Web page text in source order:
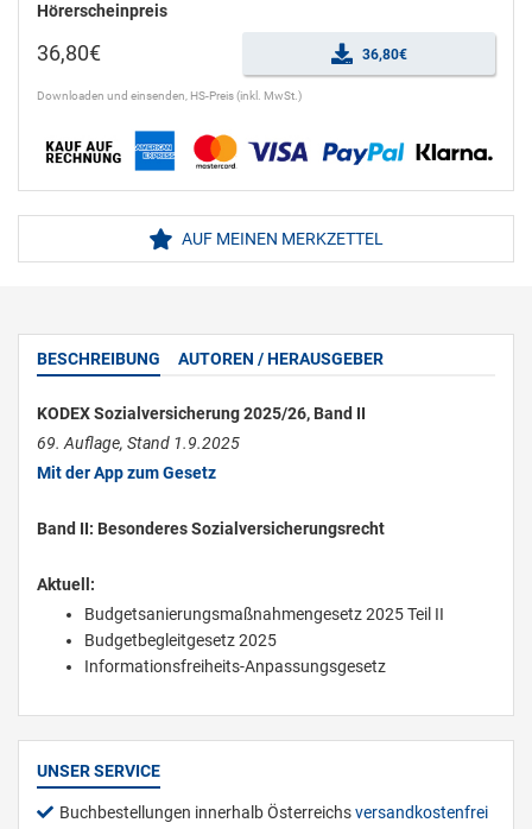
Hörerscheinpreis
36,80€ 36,80€
Downloaden und einsenden, HS-Preis (inkl. MwSt.)
AUF MEINEN MERKZETTEL
BESCHREIBUNG AUTOREN / HERAUSGEBER
KODEX Sozialversicherung 2025/26, Band II
69. Auflage, Stand 1.9.2025
Mit der App zum Gesetz
Band II: Besonderes Sozialversicherungsrecht
Aktuell:
Budgetsanierungsmaßnahmengesetz 2025 Teil II
Budgetbegleitgesetz 2025
Informationsfreiheits-Anpassungsgesetz
UNSER SERVICE
Buchbestellungen innerhalb Österreichsversandkostenfrei